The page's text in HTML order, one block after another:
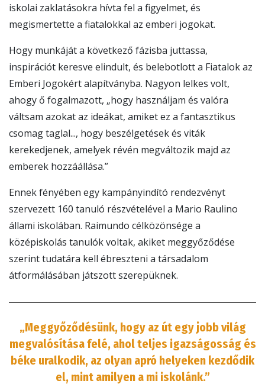
iskolai zaklatásokra hívta fel a figyelmet, és
megismertette a fiatalokkal az emberi jogokat.
Hogy munkáját a következő fázisba juttassa,
inspirációt keresve elindult, és belebotlott a Fiatalok az
Emberi Jogokért alapítványba. Nagyon lelkes volt,
ahogy ő fogalmazott, „hogy használjam és valóra
váltsam azokat az ideákat, amiket ez a fantasztikus
csomag taglal..., hogy beszélgetések és viták
kerekedjenek, amelyek révén megváltozik majd az
emberek hozzáállása.”
Ennek fényében egy kampányindító rendezvényt
szervezett 160 tanuló részvételével a Mario Raulino
állami iskolában. Raimundo célközönsége a
középiskolás tanulók voltak, akiket meggyőződése
szerint tudatára kell ébreszteni a társadalom
átformálásában játszott szerepüknek.
„Meggyőződésünk, hogy az út egy jobb világ
megvalósítása felé, ahol teljes igazságosság és
béke uralkodik, az olyan apró helyeken kezdődik
el, mint amilyen a mi iskolánk.”